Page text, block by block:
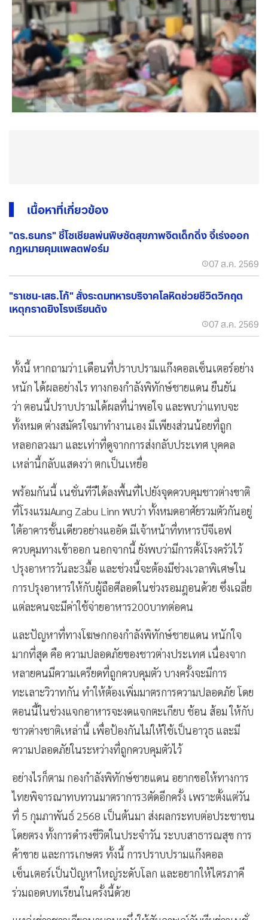
เนื้อหาที่เกี่ยวข้อง
"ดร.ธนกร" ชี้โซเชียลพ่นพิษซัดสุขภาพจิตเด็กดิ่ง จี้เร่งออก
กฎหมายคุมแพลตฟอร์ม
07 ส.ค. 2569
"ราเชน-เสธ.โก้" สั่งระดมทหารบริจาคโลหิตช่วยชีวิตวิกฤต
เหตุกราดยิงโรงเรียนดัง
07 ส.ค. 2569
ทั้งนี้ หากถามว่า1เดือนที่ปราบปรามแก๊งคอลเซ็นเตอร์อย่าง
หนัก ได้ผลอย่างไร ทางกองกำลังพิทักษ์ชายแดน ยืนยัน
ว่า ตอนนี้ปราบปรามได้ผลที่น่าพอใจ และพบว่าแทบจะ
ทั้งหมด ต่างสมัครใจมาทำงานเอง มีเพียงส่วนน้อยที่ถูก
หลอกลวงมา และเท่าที่ดูจากการส่งกลับประเทศ บุคคล
เหล่านี้กลับแสดงว่า ตกเป็นเหยื่อ
พร้อมกันนี้ เนชั่นทีวีได้ลงพื้นที่ไปยังจุดควบคุมชาวต่างขาติ
ที่โรงแรมAung Zabu Linn พบว่า ทั้งหมดอาศัยรวมตัวกันอยู่
ใต้อาคารชั้นเดียวอย่างแออัด มีเจ้าหน้าที่ทหารบีจีเอฟ
ควบคุมทางเข้าออก นอกจากนี้ ยังพบว่ามีการตั้งโรงครัวไว้
ปรุงอาหารวันละ3มื้อ และช่วงนี้จะต้องมีช่วงเวลาพิเศษใน
การปรุงอาหารให้กับผู้ถือศีลอดในช่วงรอมฎอนด้วย ซึ่งเฉลี่ย
แต่ละคนจะมีค่าใช้จ่ายอาหาร200บาทต่อคน
และปัญหาที่ทางโฆษกกองกำลังพิทักษ์ชายแดน หนักใจ
มากที่สุด คือ ความปลอดภัยของชาวต่างประเทศ เนื่องจาก
หลายคนมีความเครียดที่ถูกควบคุมตัว บางครั้งจะมีการ
ทะเลาะวิวาทกัน ทำให้ต้องเพิ่มมาตรการความปลอดภัย โดย
ตอนนี้ในช่วงแจกอาหารจะงดแจกตะเกียบ ช้อน ส้อม ให้กับ
ชาวต่างชาติเหล่านี้ เพื่อป้องกันไม่ให้ใช้เป็นอาวุธ และมี
ความปลอดภัยในระหว่างที่ถูกควบคุมตัวไว้
อย่างไรก็ตาม กองกำลังพิทักษ์ชายแดน อยากขอให้ทางการ
ไทยพิจารณาทบทวนมาตราการ3ตัดอีกครั้ง เพราะตั้งแต่วัน
ที่ 5 กุมภาพันธ์ 2568 เป็นต้นมา ส่งผลกระทบต่อประชาชน
โดยตรง ทั้งการดำรงชีวิตในประจำวัน ระบบสาธารณสุข การ
ค้าขาย และการเกษตร ทั้งนี้ การปราบปรามแก๊งคอล
เซ็นเตอร์เป็นปัญหาใหญ่ระดับโลก และอยากให้ไตรภาคี
ร่วมถอดบทเรียนในครั้งนี้ด้วย